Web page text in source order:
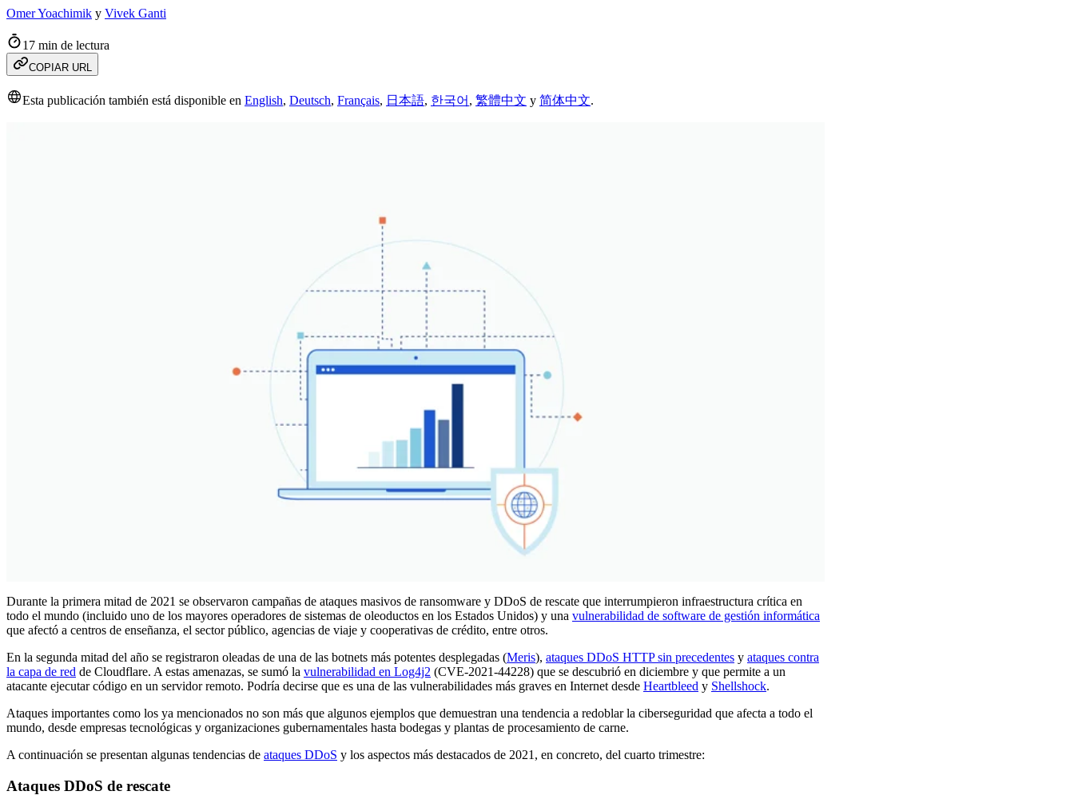
Omer Yoachimik y Vivek Ganti
17 min de lectura
COPIAR URL
Esta publicación también está disponible en English, Deutsch, Français, 日本語, 한국어 , 繁體中文 y 简体中文.
Durante la primera mitad de 2021 se observaron campañas de ataques masivos de ransomware y DDoS de rescate que interrumpieron infraestructura crítica en
todo el mundo (incluido uno de los mayores operadores de sistemas de oleoductos en los Estados Unidos) y una vulnerabilidad de software de gestión informática
que afectó a centros de enseñanza, el sector público, agencias de viaje y cooperativas de crédito, entre otros.
En la segunda mitad del año se registraron oleadas de una de las botnets más potentes desplegadas (Meris), ataques DDoS HTTP sin precedentes y ataques contra
la capa de red de Cloudflare. A estas amenazas, se sumó la vulnerabilidad en Log4j2 (CVE-2021-44228) que se descubrió en diciembre y que permite a un
atacante ejecutar código en un servidor remoto. Podría decirse que es una de las vulnerabilidades más graves en Internet desde Heartbleed y Shellshock.
Ataques importantes como los ya mencionados no son más que algunos ejemplos que demuestran una tendencia a redoblar la ciberseguridad que afecta a todo el
mundo, desde empresas tecnológicas y organizaciones gubernamentales hasta bodegas y plantas de procesamiento de carne.
A continuación se presentan algunas tendencias de ataques DDoS y los aspectos más destacados de 2021, en concreto, del cuarto trimestre:
Ataques DDoS de rescate